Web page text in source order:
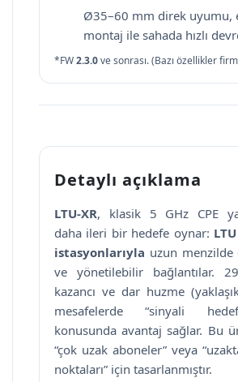
Ø35–60 mm direk uyumu,
montaj ile sahada hızlı
*FW2.3.0ve sonrası. (Bazı özellikler
Detaylı açıklama
LTU-XR, klasik 5 GHz CPE
daha ileri bir hedefe oynar:
istasyonlarıyla uzun
ve yönetilebilir bağlantılar.
kazancı ve dar huzme
mesafelerde “sinyali
konusunda avantaj sağlar. Bu
“çok uzak aboneler” veya
noktaları” için tasarlanmıştır.